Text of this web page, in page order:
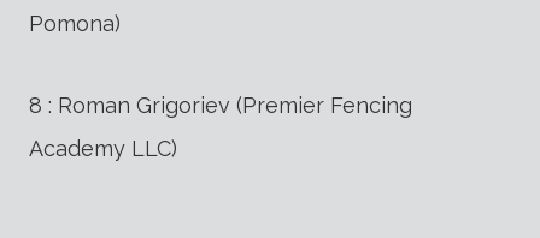
Pomona)
8 : Roman Grigoriev (Premier Fencing
Academy LLC)